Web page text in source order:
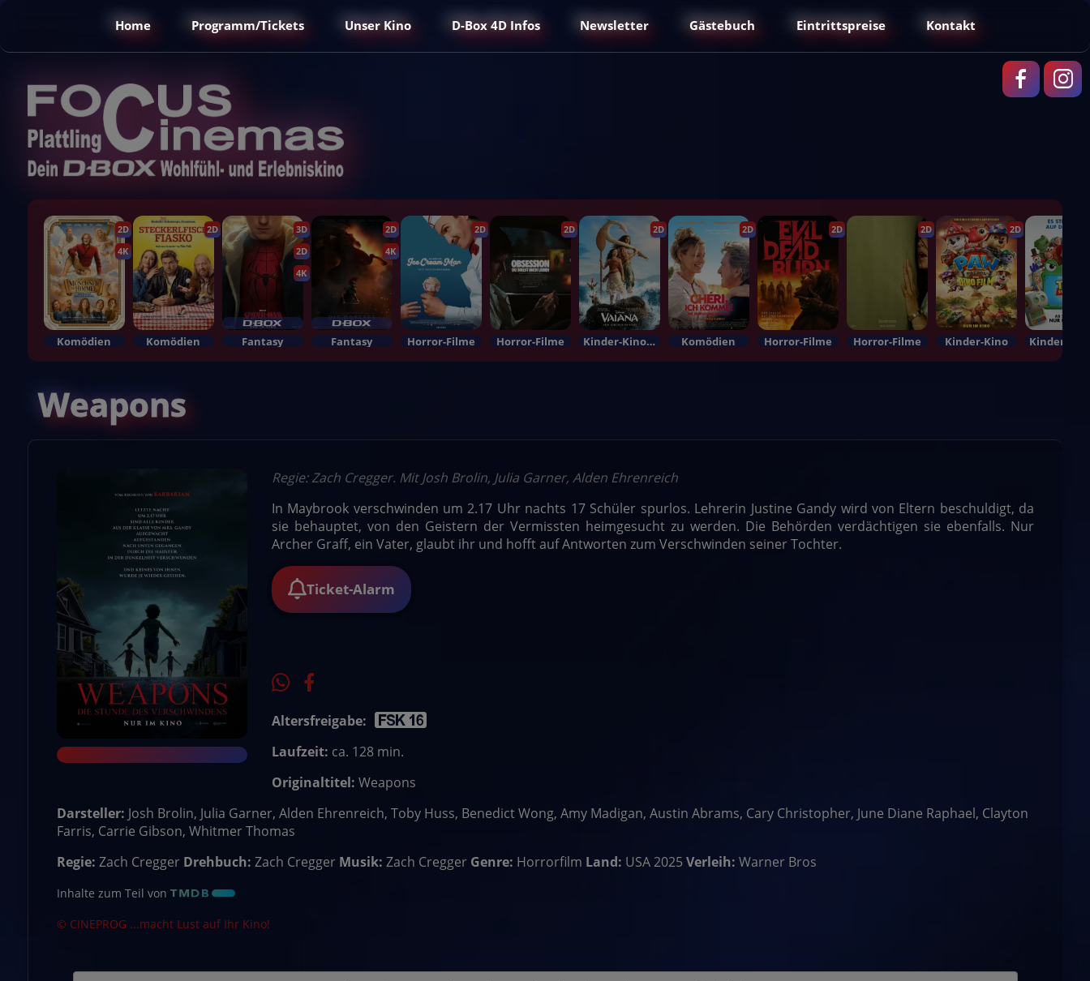
Home Programm/Tickets Unser Kino D-Box 4D Infos Newsletter Gästebuch Eintrittspreise Kontakt
2D
4K
Komödien
2D
Komödien
3D
2D
4K
Fantasy
2D
4K
Fantasy
2D
Horror-Filme
2D
Horror-Filme
2D
Kinder-KinoIm Bundesstart
2D
Komödien
2D
Horror-Filme
2D
Horror-Filme
2D
Kinder-Kino
Weapons
Regie: Zach Cregger. Mit Josh Brolin, Julia Garner, Alden Ehrenreich
In Maybrook verschwinden um 2.17 Uhr nachts 17 Schüler spurlos. Lehrerin Justine Gandy wird von Eltern beschuldigt, da
sie behauptet, von den Geistern der Vermissten heimgesucht zu werden. Die Behörden verdächtigen sie ebenfalls. Nur
Archer Graff, ein Vater, glaubt ihr und hofft auf Antworten zum Verschwinden seiner Tochter.
Ticket-Alarm
Altersfreigabe:
Laufzeit: ca. 128 min.
Originaltitel: Weapons
Darsteller: Josh Brolin, Julia Garner, Alden Ehrenreich, Toby Huss, Benedict Wong, Amy Madigan, Austin Abrams, Cary Christopher, June Diane Raphael, Clayton
Farris, Carrie Gibson, Whitmer Thomas
Regie: Zach Cregger Drehbuch: Zach Cregger Musik: Zach Cregger Genre: Horrorfilm Land: USA 2025 Verleih: Warner Bros
Inhalte zum Teil von
© CINEPROG ...macht Lust auf Ihr Kino!